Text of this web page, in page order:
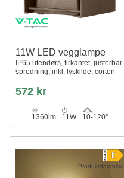
11W LED vegglampe
IP65 utendørs, firkantet, justerbar
spredning, inkl. lyskilde, corten
572 kr
1360lm 11W 10-120°
Produktdatablad